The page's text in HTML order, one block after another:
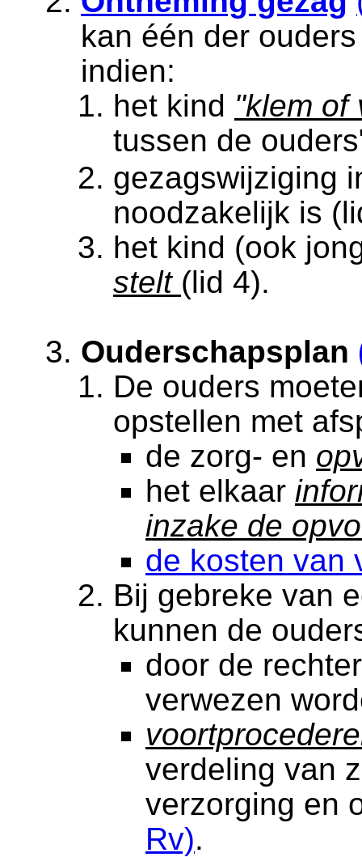
kan één der
indien:
het kind "klem of
tussen de
gezagswijziging
noodzakelijk is
het kind (ook
stelt (lid 4).
Ouderschapsplan
De ouders
opstellen met
de zorg- en
het elkaar
inzake de
de kosten van
Bij gebreke van
kunnen de
door de
verwezen
verdeling van
verzorging en
Rv).